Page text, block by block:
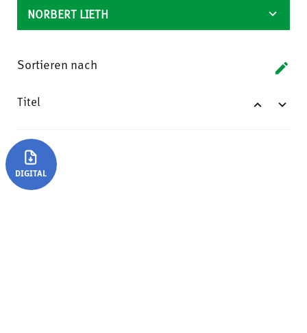
NORBERT LIETH
Sortieren nach
Titel
DIGITAL